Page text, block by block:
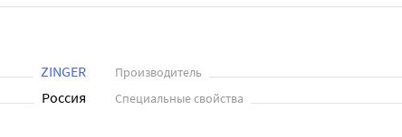
ZINGER Производитель
Россия Специальные свойства